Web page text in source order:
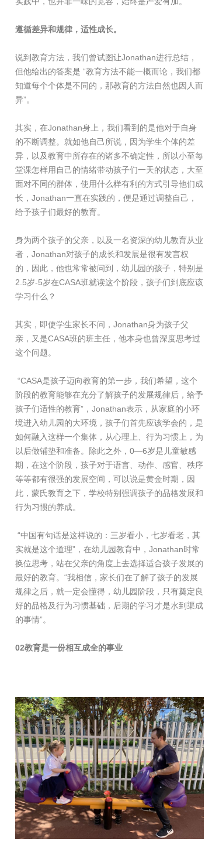
遵循差异和规律，适性成长。
说到教育方法，我们曾试图让Jonathan进行总结，
但他给出的答案是 “教育方法不能一概而论，我们都
知道每个个体是不同的，那教育的方法自然也因人而
异”。
其实，在Jonathan身上，我们看到的是他对于自身
的不断调整。就如他自己所说，因为学生个体的差
异，以及教育中所存在的诸多不确定性，所以小至每
堂课怎样用自己的情绪带动孩子们一天的状态，大至
面对不同的群体，使用什么样有利的方式引导他们成
长，Jonathan一直在实践的，便是通过调整自己，
给予孩子们最好的教育。
身为两个孩子的父亲，以及一名资深的幼儿教育从业
者，Jonathan对孩子的成长和发展是很有发言权
的，因此，他也常常被问到，幼儿园的孩子，特别是
2.5岁-5岁在CASA班就读这个阶段，孩子们到底应该
学习什么？
其实，即使学生家长不问，Jonathan身为孩子父
亲，又是CASA班的班主任，他本身也曾深度思考过
这个问题。
“CASA是孩子迈向教育的第一步，我们希望，这个
阶段的教育能够在充分了解孩子的发展规律后，给予
孩子们适性的教育”，Jonathan表示，从家庭的小环
境进入幼儿园的大环境，孩子们首先应该学会的，是
如何融入这样一个集体，从心理上、行为习惯上，为
以后做铺垫和准备。除此之外，0—6岁是儿童敏感
期，在这个阶段，孩子对于语言、动作、感官、秩序
等等都有很强的发展空间，可以说是黄金时期，因
此，蒙氏教育之下，学校特别强调孩子的品格发展和
行为习惯的养成。
“中国有句话是这样说的：三岁看小，七岁看老，其
实就是这个道理”，在幼儿园教育中，Jonathan时常
换位思考，站在父亲的角度上去选择适合孩子发展的
最好的教育。“我相信，家长们在了解了孩子的发展
规律之后，就一定会懂得，幼儿园阶段，只有奠定良
好的品格及行为习惯基础，后期的学习才是水到渠成
的事情”。
02教育是一份相互成全的事业